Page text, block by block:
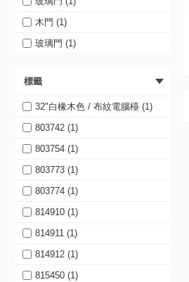
木門 (1)
玻璃門 (1)
標籤
32"白橡木色 / 布紋電腦檯 (1)
803742 (1)
803754 (1)
803773 (1)
803774 (1)
814910 (1)
814911 (1)
814912 (1)
815450 (1)